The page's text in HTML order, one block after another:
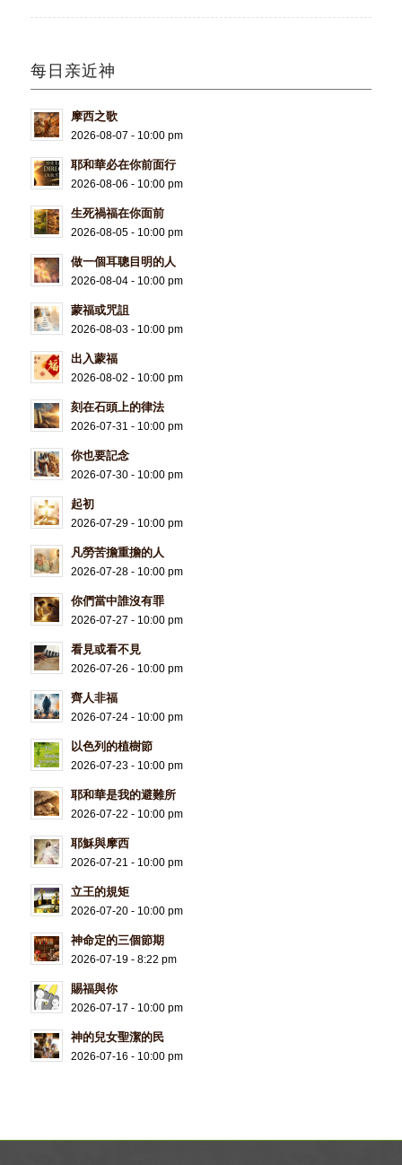
每日亲近神
摩西之歌
2026-08-07 - 10:00 pm
耶和華必在你前面行
2026-08-06 - 10:00 pm
生死禍福在你面前
2026-08-05 - 10:00 pm
做一個耳聰目明的人
2026-08-04 - 10:00 pm
蒙福或咒詛
2026-08-03 - 10:00 pm
出入蒙福
2026-08-02 - 10:00 pm
刻在石頭上的律法
2026-07-31 - 10:00 pm
你也要記念
2026-07-30 - 10:00 pm
起初
2026-07-29 - 10:00 pm
凡勞苦擔重擔的人
2026-07-28 - 10:00 pm
你們當中誰沒有罪
2026-07-27 - 10:00 pm
看見或看不見
2026-07-26 - 10:00 pm
齊人非福
2026-07-24 - 10:00 pm
以色列的植樹節
2026-07-23 - 10:00 pm
耶和華是我的避難所
2026-07-22 - 10:00 pm
耶穌與摩西
2026-07-21 - 10:00 pm
立王的規矩
2026-07-20 - 10:00 pm
神命定的三個節期
2026-07-19 - 8:22 pm
賜福與你
2026-07-17 - 10:00 pm
神的兒女聖潔的民
2026-07-16 - 10:00 pm